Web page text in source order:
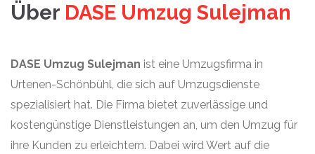
Über DASE Umzug Sulejman
DASE Umzug Sulejman ist eine Umzugsfirma in
Urtenen-Schönbühl, die sich auf Umzugsdienste
spezialisiert hat. Die Firma bietet zuverlässige und
kostengünstige Dienstleistungen an, um den Umzug für
ihre Kunden zu erleichtern. Dabei wird Wert auf die